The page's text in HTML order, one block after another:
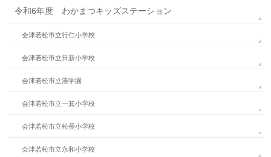
令和6年度 わかまつキッズステーション
会津若松市立行仁小学校
会津若松市立日新小学校
会津若松市立湊学園
会津若松市立一箕小学校
会津若松市立松長小学校
会津若松市立永和小学校